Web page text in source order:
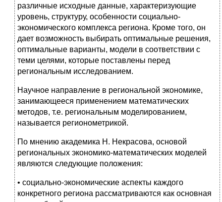
различные исходные данные, характеризующие
уровень, структуру, особенности социально-
экономического комплекса региона. Кроме того, он
дает возможность выбирать оптимальные решения,
оптимальные варианты, модели в соответствии с
теми целями, которые поставлены перед
региональным исследованием.
Научное направление в региональной экономике,
занимающееся применением математических
методов, т.е. региональным моделированием,
называется регионометрикой.
По мнению академика Н. Некрасова, основой
региональных экономико-математических моделей
являются следующие положения:
• социально-экономические аспекты каждого
конкретного региона рассматриваются как основная